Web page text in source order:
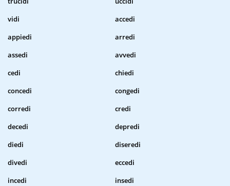
vidi
accedi
appiedi
arredi
assedi
avvedi
cedi
chiedi
concedi
congedi
corredi
credi
decedi
depredi
diedi
diseredi
divedi
eccedi
incedi
insedi